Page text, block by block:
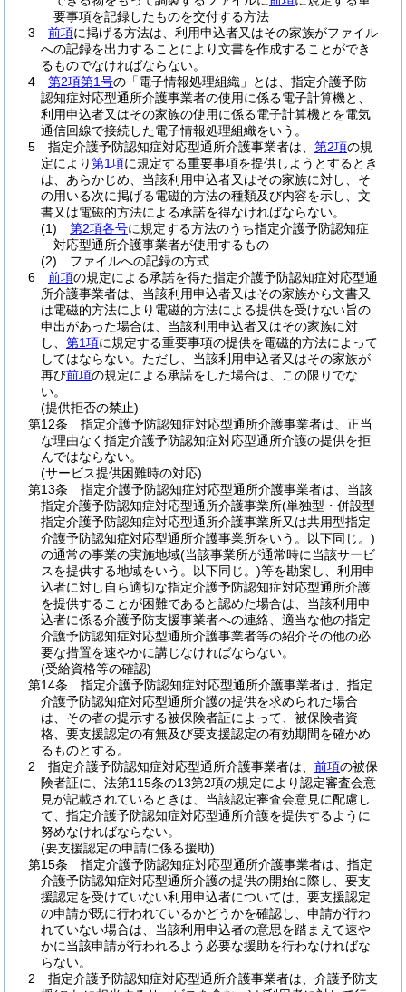
要事項を記録したものを交付する方法
3
前項に掲げる方法は、利用申込者又はその家族がファイル
への記録を出力することにより文書を作成することができ
るものでなければならない。
4
第2項第1号の「電子情報処理組織」とは、指定介護予防
認知症対応型通所介護事業者の使用に係る電子計算機と、
利用申込者又はその家族の使用に係る電子計算機とを電気
通信回線で接続した電子情報処理組織をいう。
5
指定介護予防認知症対応型通所介護事業者は、 第2項の規
定により第1項に規定する重要事項を提供しようとするとき
は、あらかじめ、当該利用申込者又はその家族に対し、そ
の用いる次に掲げる電磁的方法の種類及び内容を示し、文
書又は電磁的方法による承諾を得なければならない。
(1)
第2項各号に規定する方法のうち指定介護予防認知症
対応型通所介護事業者が使用するもの
(2)
ファイルへの記録の方式
6
前項の規定による承諾を得た指定介護予防認知症対応型通
所介護事業者は、当該利用申込者又はその家族から文書又
は電磁的方法により電磁的方法による提供を受けない旨の
申出があった場合は、当該利用申込者又はその家族に対
し、 第1項に規定する重要事項の提供を電磁的方法によって
してはならない。 ただし、当該利用申込者又はその家族が
再び前項の規定による承諾をした場合は、この限りでな
い。
(提供拒否の禁止)
第12条
指定介護予防認知症対応型通所介護事業者は、正当
な理由なく指定介護予防認知症対応型通所介護の提供を拒
んではならない。
(サービス提供困難時の対応)
第13条
指定介護予防認知症対応型通所介護事業者は、当該
指定介護予防認知症対応型通所介護事業所(単独型・併設型
指定介護予防認知症対応型通所介護事業所又は共用型指定
介護予防認知症対応型通所介護事業所をいう。以下同じ。)
の通常の事業の実施地域(当該事業所が通常時に当該サービ
スを提供する地域をいう。以下同じ。)等を勘案し、利用申
込者に対し自ら適切な指定介護予防認知症対応型通所介護
を提供することが困難であると認めた場合は、当該利用申
込者に係る介護予防支援事業者への連絡、適当な他の指定
介護予防認知症対応型通所介護事業者等の紹介その他の必
要な措置を速やかに講じなければならない。
(受給資格等の確認)
第14条
指定介護予防認知症対応型通所介護事業者は、指定
介護予防認知症対応型通所介護の提供を求められた場合
は、その者の提示する被保険者証によって、被保険者資
格、要支援認定の有無及び要支援認定の有効期間を確かめ
るものとする。
2
指定介護予防認知症対応型通所介護事業者は、 前項の被保
険者証に、法第115条の13第2項の規定により認定審査会意
見が記載されているときは、当該認定審査会意見に配慮し
て、指定介護予防認知症対応型通所介護を提供するように
努めなければならない。
(要支援認定の申請に係る援助)
第15条
指定介護予防認知症対応型通所介護事業者は、指定
介護予防認知症対応型通所介護の提供の開始に際し、要支
援認定を受けていない利用申込者については、要支援認定
の申請が既に行われているかどうかを確認し、申請が行わ
れていない場合は、当該利用申込者の意思を踏まえて速や
かに当該申請が行われるよう必要な援助を行わなければな
らない。
2
指定介護予防認知症対応型通所介護事業者は、介護予防支